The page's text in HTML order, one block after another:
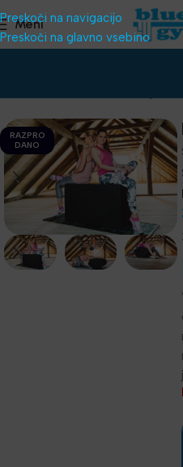
Preskoči na navigacijo
Preskoči na glavno vsebino
Meni
RAZPRO
DANO